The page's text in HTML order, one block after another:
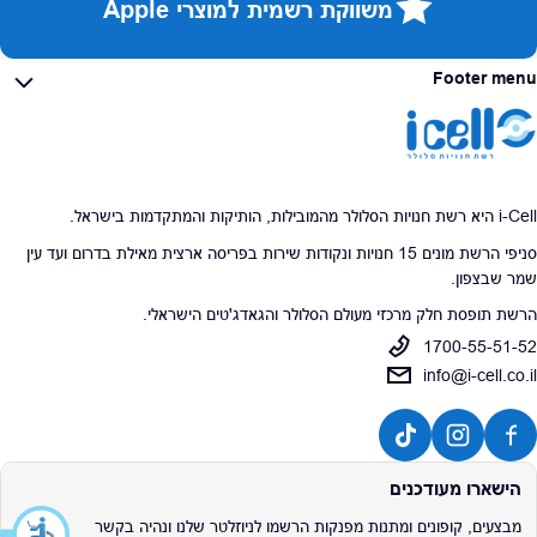
משווקת רשמית למוצרי Apple
Footer menu
i-Cell היא רשת חנויות הסלולר מהמובילות, הותיקות והמתקדמות בישראל.
סניפי הרשת מונים 15 חנויות ונקודות שירות בפריסה ארצית מאילת בדרום ועד עין
שמר שבצפון.
הרשת תופסת חלק מרכזי מעולם הסלולר והגאדג'טים הישראלי.
1700-55-51-52
info@i-cell.co.il
הישארו מעודכנים
מבצעים, קופונים ומתנות מפנקות הרשמו לניוזלטר שלנו ונהיה בקשר